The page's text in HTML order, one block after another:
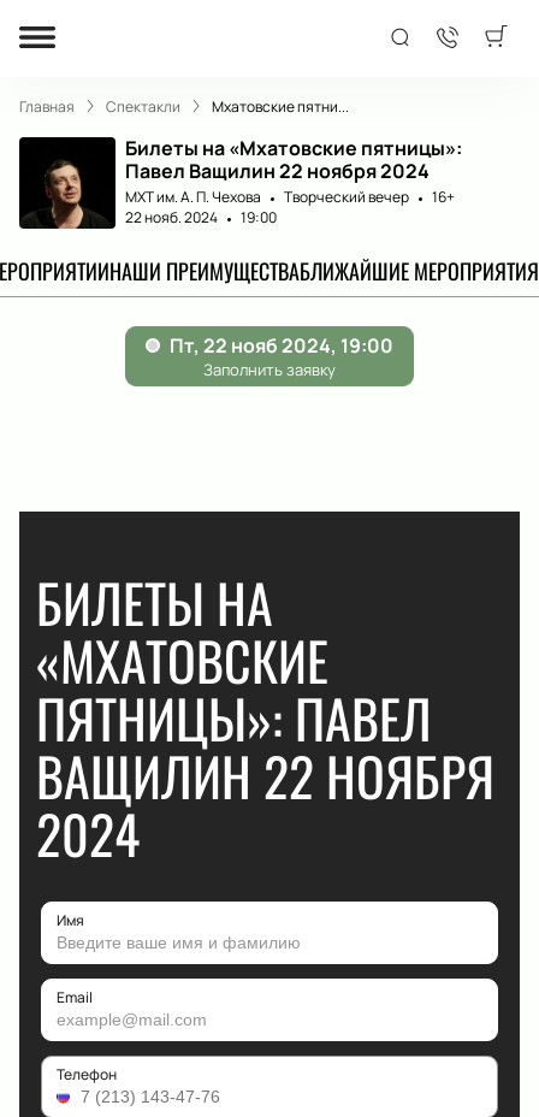
Главная Спектакли Мхатовские пятни...
Билеты на «Мхатовские пятницы»:
Павел Ващилин 22 ноября 2024
МХТ им. А. П. Чехова Творческий вечер
16+
22 нояб. 2024
19:00
НАШИ ПРЕИМУЩЕСТВАБЛИЖАЙШИЕ МЕРОПРИЯТИЯ
БИЛЕТЫ НА
«МХАТОВСКИЕ
ПЯТНИЦЫ»: ПАВЕЛ
ВАЩИЛИН 22 НОЯБРЯ
2024
Имя
Email
Телефон